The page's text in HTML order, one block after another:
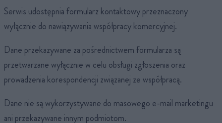
Serwis udostępnia formularz kontaktowy przeznaczony
wyłącznie do nawiązywania współpracy komercyjnej.
Dane przekazywane za pośrednictwem formularza są
przetwarzane wyłącznie w celu obsługi zgłoszenia oraz
prowadzenia korespondencji związanej ze współpracą.
Dane nie są wykorzystywane do masowego e-mail marketingu
ani przekazywane innym podmiotom.